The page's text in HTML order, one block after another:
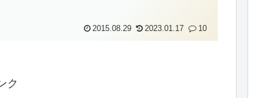
2015.08.29 2023.01.17 10
ク